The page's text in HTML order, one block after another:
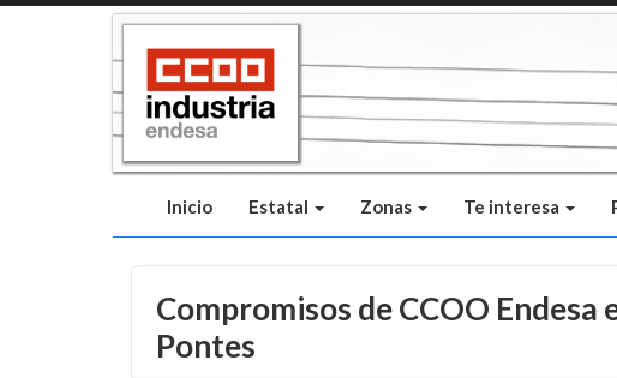
Inicio Estatal Zonas Te interesa
Compromisos de CCOO Endesa
Pontes